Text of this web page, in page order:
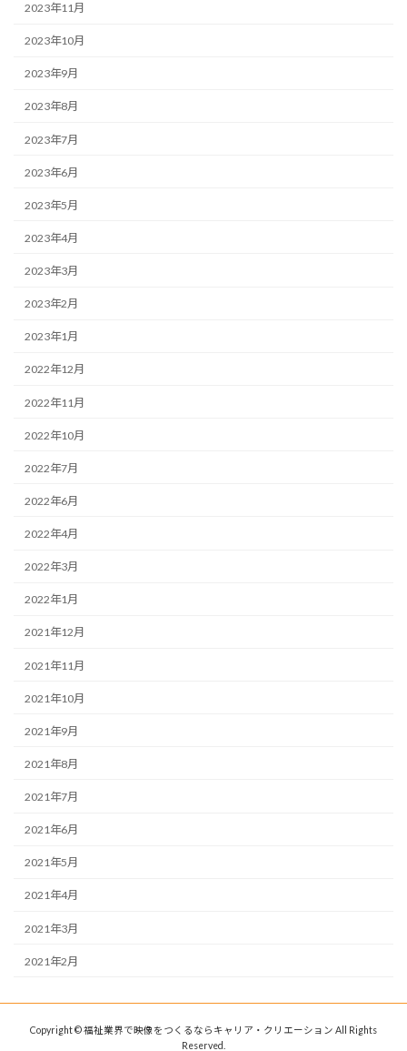
2023年11月
2023年10月
2023年9月
2023年8月
2023年7月
2023年6月
2023年5月
2023年4月
2023年3月
2023年2月
2023年1月
2022年12月
2022年11月
2022年10月
2022年7月
2022年6月
2022年4月
2022年3月
2022年1月
2021年12月
2021年11月
2021年10月
2021年9月
2021年8月
2021年7月
2021年6月
2021年5月
2021年4月
2021年3月
2021年2月
Copyright © 福祉業界で映像をつくるならキャリア・クリエーション All Rights
Reserved.